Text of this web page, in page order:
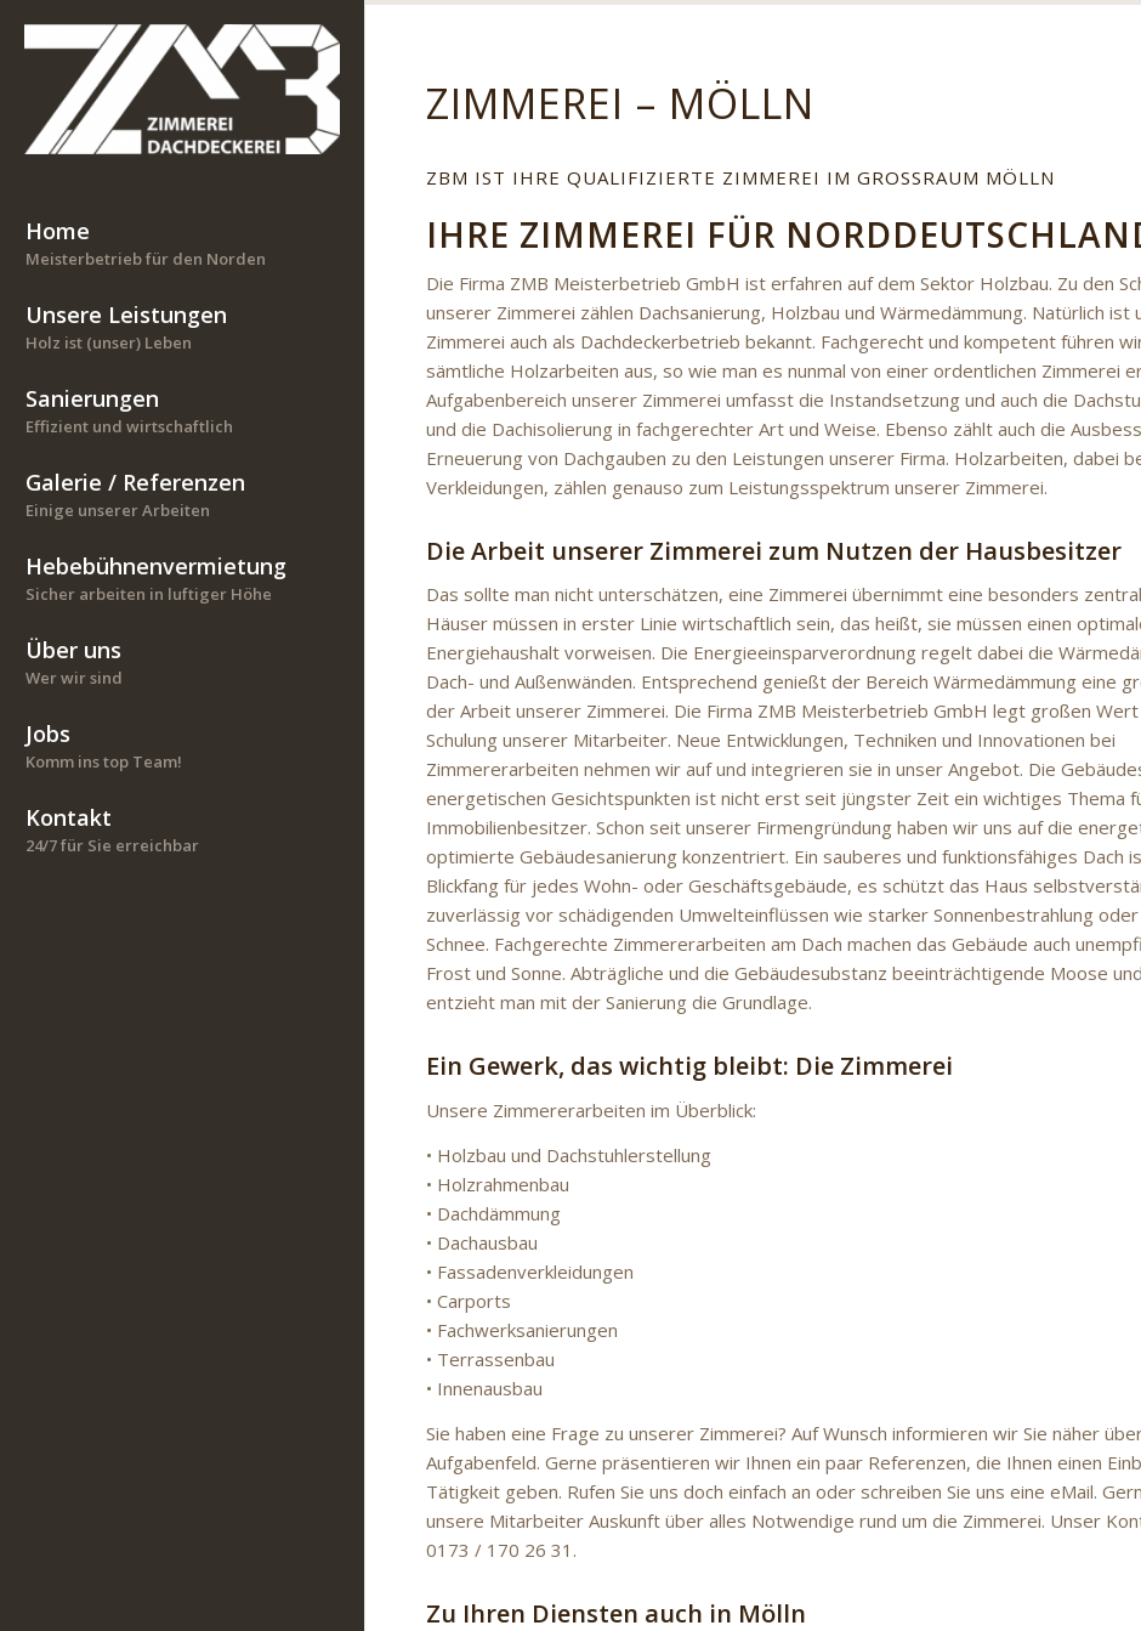
Home
Meisterbetrieb für den Norden
Unsere Leistungen
Holz ist (unser) Leben
Sanierungen
Effizient und wirtschaftlich
Galerie / Referenzen
Einige unserer Arbeiten
Hebebühnenvermietung
Sicher arbeiten in luftiger Höhe
Über uns
Wer wir sind
Jobs
Komm ins top Team!
Kontakt
24/7 für Sie erreichbar
ZIMMEREI – MÖLLN
ZBM IST IHRE QUALIFIZIERTE ZIMMEREI IM GROSSRAUM MÖLLN
IHRE ZIMMEREI FÜR
Die Firma ZMB Meisterbetrieb GmbH ist erfahren auf dem Sektor Holzbau. Zu den
unserer Zimmerei zählen Dachsanierung, Holzbau und Wärmedämmung. Natürlich ist
Zimmerei auch als Dachdeckerbetrieb bekannt. Fachgerecht und kompetent führen
sämtliche Holzarbeiten aus, so wie man es nunmal von einer ordentlichen Zimmerei
Aufgabenbereich unserer Zimmerei umfasst die Instandsetzung und auch die
und die Dachisolierung in fachgerechter Art und Weise. Ebenso zählt auch die
Erneuerung von Dachgauben zu den Leistungen unserer Firma. Holzarbeiten, dabei
Verkleidungen, zählen genauso zum Leistungsspektrum unserer Zimmerei.
Die Arbeit unserer Zimmerei zum Nutzen der Hausbesitzer
Das sollte man nicht unterschätzen, eine Zimmerei übernimmt eine besonders
Häuser müssen in erster Linie wirtschaftlich sein, das heißt, sie müssen einen
Energiehaushalt vorweisen. Die Energieeinsparverordnung regelt dabei die
Dach- und Außenwänden. Entsprechend genießt der Bereich Wärmedämmung eine
der Arbeit unserer Zimmerei. Die Firma ZMB Meisterbetrieb GmbH legt großen Wert
Schulung unserer Mitarbeiter. Neue Entwicklungen, Techniken und Innovationen bei
Zimmererarbeiten nehmen wir auf und integrieren sie in unser Angebot. Die
energetischen Gesichtspunkten ist nicht erst seit jüngster Zeit ein wichtiges Thema
Immobilienbesitzer. Schon seit unserer Firmengründung haben wir uns auf die
optimierte Gebäudesanierung konzentriert. Ein sauberes und funktionsfähiges Dach
Blickfang für jedes Wohn- oder Geschäftsgebäude, es schützt das Haus
zuverlässig vor schädigenden Umwelteinflüssen wie starker Sonnenbestrahlung oder
Schnee. Fachgerechte Zimmererarbeiten am Dach machen das Gebäude auch
Frost und Sonne. Abträgliche und die Gebäudesubstanz beeinträchtigende Moose
entzieht man mit der Sanierung die Grundlage.
Ein Gewerk, das wichtig bleibt: Die Zimmerei
Unsere Zimmererarbeiten im Überblick:
• Holzbau und Dachstuhlerstellung
• Holzrahmenbau
• Dachdämmung
• Dachausbau
• Fassadenverkleidungen
• Carports
• Fachwerksanierungen
• Terrassenbau
• Innenausbau
Sie haben eine Frage zu unserer Zimmerei? Auf Wunsch informieren wir Sie näher
Aufgabenfeld. Gerne präsentieren wir Ihnen ein paar Referenzen, die Ihnen einen
Tätigkeit geben. Rufen Sie uns doch einfach an oder schreiben Sie uns eine eMail.
unsere Mitarbeiter Auskunft über alles Notwendige rund um die Zimmerei. Unser
0173 / 170 26 31.
Zu Ihren Diensten auch in Mölln